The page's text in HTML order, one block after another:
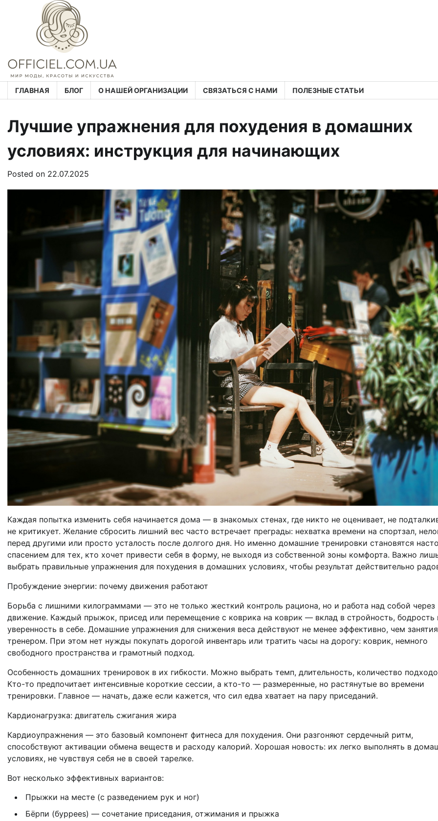
ГЛАВНАЯ БЛОГ О НАШЕЙ ОРГАНИЗАЦИИ СВЯЗАТЬСЯ С НАМИ ПОЛЕЗНЫЕ СТАТЬИ
Лучшие упражнения для похудения в домашних
условиях: инструкция для начинающих
Posted on 22.07.2025
Каждая попытка изменить себя начинается дома — в знакомых стенах, где никто не оценивает, не
не критикует. Желание сбросить лишний вес часто встречает преграды: нехватка времени на спортзал,
перед другими или просто усталость после долгого дня. Но именно домашние тренировки становятся
спасением для тех, кто хочет привести себя в форму, не выходя из собственной зоны комфорта. Важно
выбрать правильные упражнения для похудения в домашних условиях, чтобы результат действительно
Пробуждение энергии: почему движения работают
Борьба с лишними килограммами — это не только жесткий контроль рациона, но и работа над собой через
движение. Каждый прыжок, присед или перемещение с коврика на коврик — вклад в стройность, бодрость
уверенность в себе. Домашние упражнения для снижения веса действуют не менее эффективно, чем
тренером. При этом нет нужды покупать дорогой инвентарь или тратить часы на дорогу: коврик, немного
свободного пространства и грамотный подход.
Особенность домашних тренировок в их гибкости. Можно выбрать темп, длительность, количество
Кто-то предпочитает интенсивные короткие сессии, а кто-то — размеренные, но растянутые во времени
тренировки. Главное — начать, даже если кажется, что сил едва хватает на пару приседаний.
Кардионагрузка: двигатель сжигания жира
Кардиоупражнения — это базовый компонент фитнеса для похудения. Они разгоняют сердечный ритм,
способствуют активации обмена веществ и расходу калорий. Хорошая новость: их легко выполнять в
условиях, не чувствуя себя не в своей тарелке.
Вот несколько эффективных вариантов:
Прыжки на месте (с разведением рук и ног)
Бёрпи (бурpees) — сочетание приседания, отжимания и прыжка